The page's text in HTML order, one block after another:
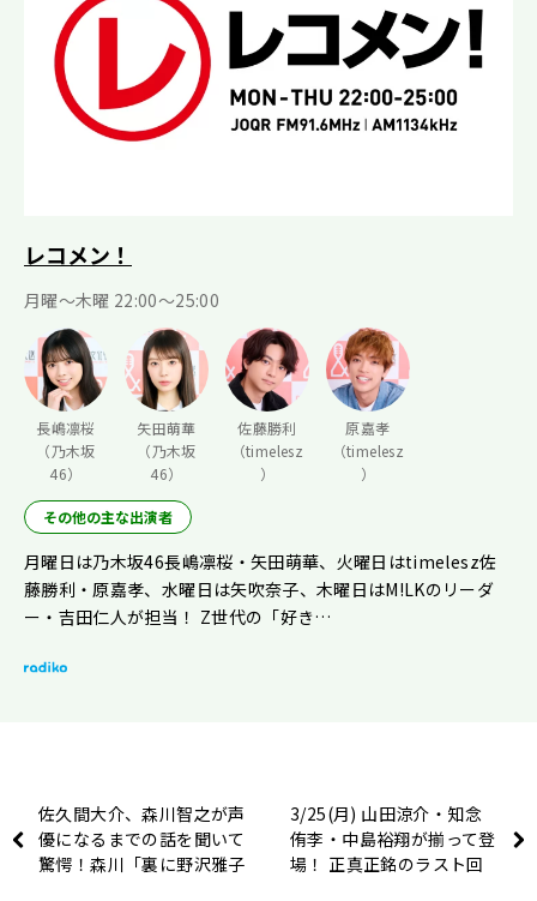
レコメン！
月曜〜木曜 22:00〜25:00
長嶋凛桜
（乃木坂
46）
矢田萌華
（乃木坂
46）
佐藤勝利
（timelesz
）
原嘉孝
（timelesz
）
その他の主な出演者
月曜日は乃木坂46長嶋凛桜・矢田萌華、火曜日はtimelesz佐
藤勝利・原嘉孝、水曜日は矢吹奈子、木曜日はM!LKのリーダ
ー・吉田仁人が担当！ Z世代の「好き…
佐久間大介、森川智之が声
優になるまでの話を聞いて
驚愕！森川「裏に野沢雅子
3/25(月) 山田涼介・知念
侑李・中島裕翔が揃って登
場！ 正真正銘のラスト回